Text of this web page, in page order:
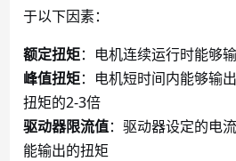
于以下因素：
额定扭矩：电机连续运行时能够
峰值扭矩：电机短时间内能够输
扭矩的2-3倍
驱动器限流值：驱动器设定的电
能输出的扭矩